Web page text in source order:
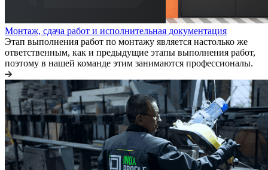
Монтаж, сдача работ и исполнительная документация
Этап выполнения работ по монтажу является настолько же
ответственным, как и предыдущие этапы выполнения работ,
поэтому в нашей команде этим занимаются профессионалы.